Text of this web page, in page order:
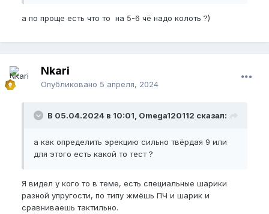
а по проще есть что то на 5-6 чё надо колоть ?)
Nkari
Опубликовано 5 апреля, 2024
В 05.04.2024 в 10:01, Omega120112 сказал:
а как определить эрекцию сильно твёрдая 9 или
для этого есть какой то тест ?
Я видел у кого то в теме, есть специальные шарики
разной упругости, по типу жмёшь ПЧ и шарик и
сравниваешь тактильно.